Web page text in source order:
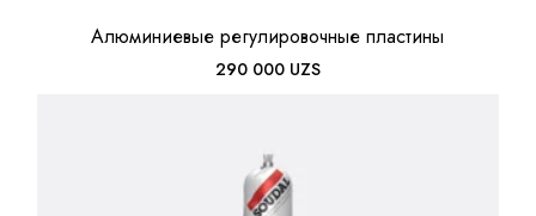
Алюминиевые регулировочные пластины
290 000 UZS